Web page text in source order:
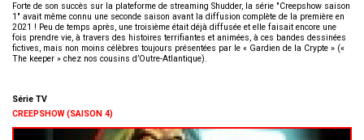
Forte de son succès sur la plateforme de streaming Shudder, la série "Creepshow saison
1" avait même connu une seconde saison avant la diffusion complète de la première en
2021 ! Peu de temps après, une troisième était déjà diffusée et elle faisait encore une
fois prendre vie, à travers des histoires terrifiantes et animées, à ces bandes dessinées
fictives, mais non moins célèbres toujours présentées par le « Gardien de la Crypte » («
The keeper » chez nos cousins d’Outre-Atlantique).
Série TV
CREEPSHOW (SAISON 4)